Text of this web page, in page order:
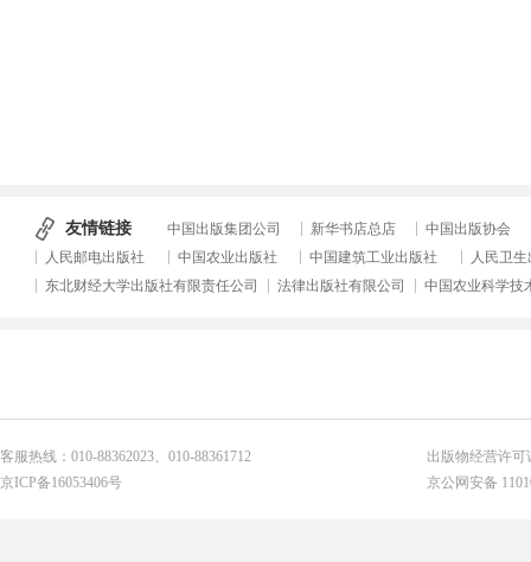
友情链接 中国出版集团公司 新华书店总店
中国出版协会
人民邮电出版社
中国农业出版社 中国建筑工业出版社
人民卫
东北财经大学出版社有限责任公司
法律出版社有限公司 中国农业科学技
客服热线：010-88362023、010-88361712
京ICP备16053406号
出版物经营许可
京公网安备